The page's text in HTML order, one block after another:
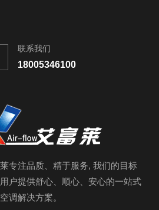
联系我们
18005346100
专注品质、精于服务, 我们的目标
户提供舒心、顺心、安心的一站式
调解决方案。